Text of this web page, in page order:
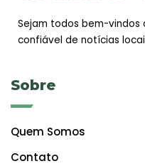
Sejam todos bem-vindos
confiável de notícias
Sobre
Quem Somos
Contato